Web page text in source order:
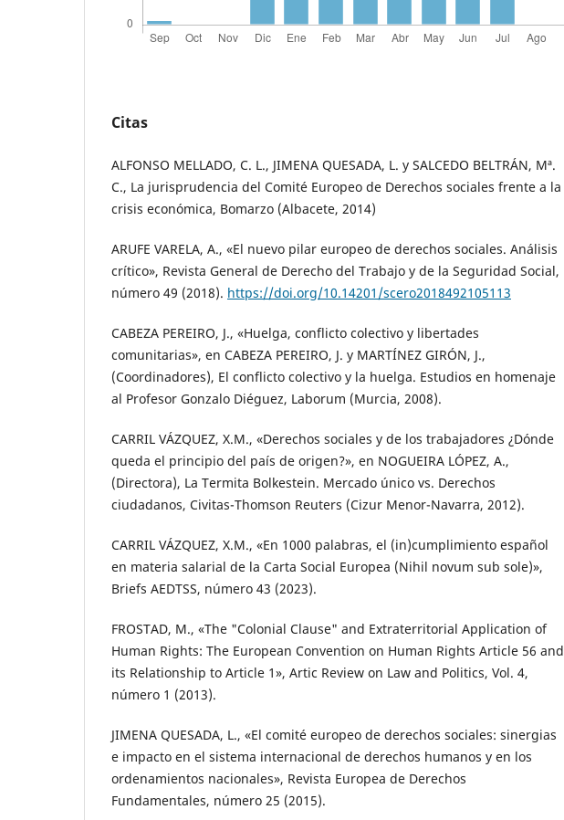
Citas
ALFONSO MELLADO, C. L., JIMENA QUESADA, L. y SALCEDO BELTRÁN, Mª.
C., La jurisprudencia del Comité Europeo de Derechos sociales frente a la
crisis económica, Bomarzo (Albacete, 2014)
ARUFE VARELA, A., «El nuevo pilar europeo de derechos sociales. Análisis
crítico», Revista General de Derecho del Trabajo y de la Seguridad Social,
número 49 (2018). https://doi.org/10.14201/scero2018492105113
CABEZA PEREIRO, J., «Huelga, conflicto colectivo y libertades
comunitarias», en CABEZA PEREIRO, J. y MARTÍNEZ GIRÓN, J.,
(Coordinadores), El conflicto colectivo y la huelga. Estudios en homenaje
al Profesor Gonzalo Diéguez, Laborum (Murcia, 2008).
CARRIL VÁZQUEZ, X.M., «Derechos sociales y de los trabajadores ¿Dónde
queda el principio del país de origen?», en NOGUEIRA LÓPEZ, A.,
(Directora), La Termita Bolkestein. Mercado único vs. Derechos
ciudadanos, Civitas-Thomson Reuters (Cizur Menor-Navarra, 2012).
CARRIL VÁZQUEZ, X.M., «En 1000 palabras, el (in)cumplimiento español
en materia salarial de la Carta Social Europea (Nihil novum sub sole)»,
Briefs AEDTSS, número 43 (2023).
FROSTAD, M., «The "Colonial Clause" and Extraterritorial Application of
Human Rights: The European Convention on Human Rights Article 56 and
its Relationship to Article 1», Artic Review on Law and Politics, Vol. 4,
número 1 (2013).
JIMENA QUESADA, L., «El comité europeo de derechos sociales: sinergias
e impacto en el sistema internacional de derechos humanos y en los
ordenamientos nacionales», Revista Europea de Derechos
Fundamentales, número 25 (2015).